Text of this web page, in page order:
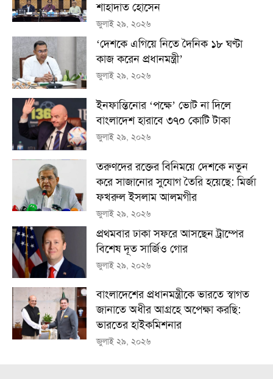
শাহাদাত হোসেন
জুলাই ২৯, ২০২৬
‘দেশকে এগিয়ে নিতে দৈনিক ১৮ ঘণ্টা
কাজ করেন প্রধানমন্ত্রী’
জুলাই ২৯, ২০২৬
ইনফান্তিনোর ‘পক্ষে’ ভোট না দিলে
বাংলাদেশ হারাবে ৩৭০ কোটি টাকা
জুলাই ২৯, ২০২৬
তরুণদের রক্তের বিনিময়ে দেশকে নতুন
করে সাজানোর সুযোগ তৈরি হয়েছে: মির্জা
ফখরুল ইসলাম আলমগীর
জুলাই ২৯, ২০২৬
প্রথমবার ঢাকা সফরে আসছেন ট্রাম্পের
বিশেষ দূত সার্জিও গোর
জুলাই ২৯, ২০২৬
বাংলাদেশের প্রধানমন্ত্রীকে ভারতে স্বাগত
জানাতে অধীর আগ্রহে অপেক্ষা কর‌ছি:
ভারতের হাইকমিশনার
জুলাই ২৯, ২০২৬